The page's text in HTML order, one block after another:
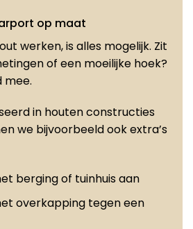
op maat
werken, is alles mogelijk. Zit
of een moeilijke hoek?
mee.
in houten constructies
we bijvoorbeeld ook extra’s
berging of tuinhuis aan
overkapping tegen een